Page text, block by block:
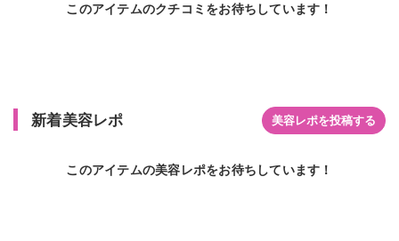
このアイテムのクチコミをお待ちしています！
新着美容レポ 美容レポを投稿する
このアイテムの美容レポをお待ちしています！